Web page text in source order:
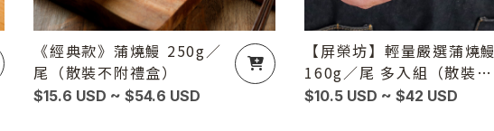
《經典款》蒲燒鰻 250g／
尾（散裝不附禮盒）
$15.6 USD ~ $54.6 USD
【屏榮坊】輕量嚴選蒲燒鰻
160g／尾 多入組（散裝不
附禮盒）
$10.5 USD ~ $42 USD